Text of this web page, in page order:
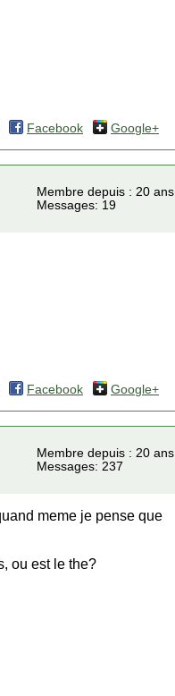
Facebook Google+
Membre depuis : 20 ans
Messages: 19
Facebook Google+
Membre depuis : 20 ans
Messages: 237
meme je pense que
ou est le the?